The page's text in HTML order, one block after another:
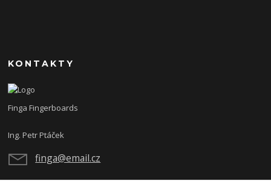
KONTAKTY
Finga Fingerboards
Ing. Petr Ptáček
finga@email.cz